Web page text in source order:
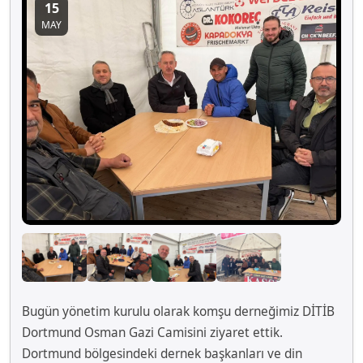
15
MAY
Bugün yönetim kurulu olarak komşu derneğimiz DİTİB
Dortmund Osman Gazi Camisini ziyaret ettik.
Dortmund bölgesindeki dernek başkanları ve din